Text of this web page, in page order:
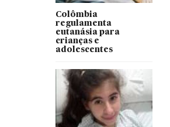
Colômbia
regulamenta
eutanásia para
crianças e
adolescentes